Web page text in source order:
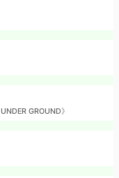
UNDER GROUND》